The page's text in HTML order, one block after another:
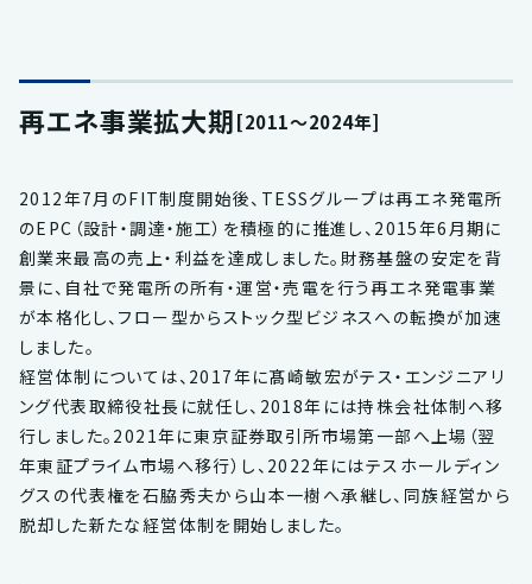
再エネ事業拡大期[2011～2024年]
2012年7月のFIT制度開始後、TESSグループは再エネ発電所
のEPC（設計・調達・施工）を積極的に推進し、2015年6月期に
創業来最高の売上・利益を達成しました。財務基盤の安定を背
景に、自社で発電所の所有・運営・売電を行う再エネ発電事業
が本格化し、フロー型からストック型ビジネスへの転換が加速
しました。
経営体制については、2017年に髙崎敏宏がテス・エンジニアリ
ング代表取締役社長に就任し、2018年には持株会社体制へ移
行しました。2021年に東京証券取引所市場第一部へ上場（翌
年東証プライム市場へ移行）し、2022年にはテスホールディン
グスの代表権を石脇秀夫から山本一樹へ承継し、同族経営から
脱却した新たな経営体制を開始しました。